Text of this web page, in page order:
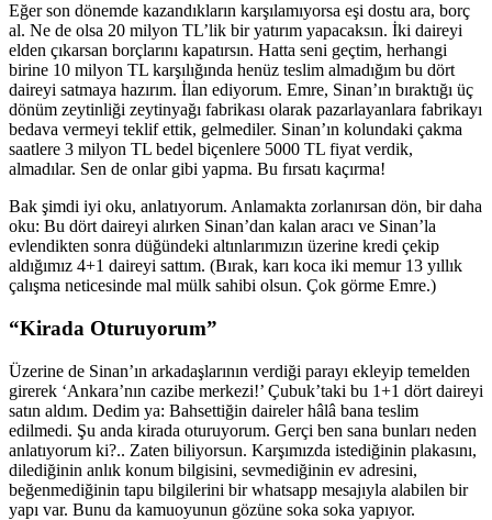
Eğer son dönemde kazandıkların karşılamıyorsa eşi dostu ara, borç
al. Ne de olsa 20 milyon TL’lik bir yatırım yapacaksın. İki daireyi
elden çıkarsan borçlarını kapatırsın. Hatta seni geçtim, herhangi
birine 10 milyon TL karşılığında henüz teslim almadığım bu dört
daireyi satmaya hazırım. İlan ediyorum. Emre, Sinan’ın bıraktığı üç
dönüm zeytinliği zeytinyağı fabrikası olarak pazarlayanlara fabrikayı
bedava vermeyi teklif ettik, gelmediler. Sinan’ın kolundaki çakma
saatlere 3 milyon TL bedel biçenlere 5000 TL fiyat verdik,
almadılar. Sen de onlar gibi yapma. Bu fırsatı kaçırma!
Bak şimdi iyi oku, anlatıyorum. Anlamakta zorlanırsan dön, bir daha
oku: Bu dört daireyi alırken Sinan’dan kalan aracı ve Sinan’la
evlendikten sonra düğündeki altınlarımızın üzerine kredi çekip
aldığımız 4+1 daireyi sattım. (Bırak, karı koca iki memur 13 yıllık
çalışma neticesinde mal mülk sahibi olsun. Çok görme Emre.)
“Kirada Oturuyorum”
Üzerine de Sinan’ın arkadaşlarının verdiği parayı ekleyip temelden
girerek ‘Ankara’nın cazibe merkezi!’ Çubuk’taki bu 1+1 dört daireyi
satın aldım. Dedim ya: Bahsettiğin daireler hâlâ bana teslim
edilmedi. Şu anda kirada oturuyorum. Gerçi ben sana bunları neden
anlatıyorum ki?.. Zaten biliyorsun. Karşımızda istediğinin plakasını,
dilediğinin anlık konum bilgisini, sevmediğinin ev adresini,
beğenmediğinin tapu bilgilerini bir whatsapp mesajıyla alabilen bir
yapı var. Bunu da kamuoyunun gözüne soka soka yapıyor.